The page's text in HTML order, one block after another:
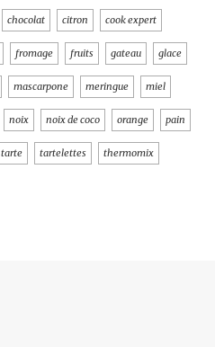
chocolat citron cook expert
fromage fruits gateau glace
mascarpone meringue miel
noix noix de coco orange pain
tarte tartelettes thermomix